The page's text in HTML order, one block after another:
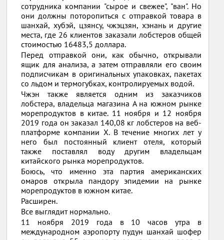
сотрудника компании "сырое и свежее", "ван". Но
они должны поторопиться с отправкой товара в
шанхай, хубэй, цзянсу, чжэцзян, хэнань и другие
места, где 26 клиентов заказали лобстеров общей
стоимостью 16483,5 доллара.
Перед отправкой они, как обычно, открывали
ящик для анализа, а затем отправляли его своим
подписчикам в оригинальных упаковках, пакетах
со льдом и термогубках, контролируемых водой.
Чжэн также является одним из заказчиков
лобстера, владельца магазина A на южном рынке
морепродуктов в китае. 11 ноября и 12 ноября
2019 года он заказал 140,08 кг лобстеров на веб-
платформе компании X. В течение многих лет у
него был постоянный клиент отеля, который
также поставлял воду другим владельцам
китайского рынка морепродуктов.
Боюсь, что именно эта партия американских
омаров открыла пандору эпидемии на рынке
морепродуктов в южном китае.
Расширен.
Все выглядит нормально.
11 ноября 2019 года в 10 часов утра в
международном аэропорту пудун шанхай шофер